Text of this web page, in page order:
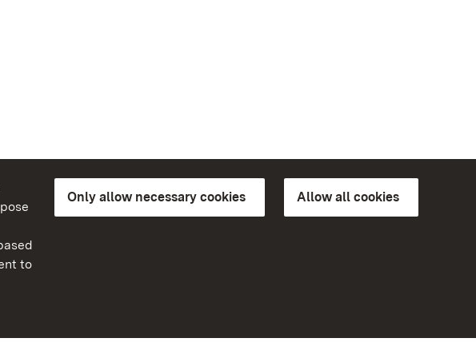
to
Only allow necessary cookies Allow all cookies
Wuerttemberg